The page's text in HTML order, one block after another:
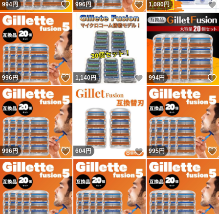
994円 いいね！
996円 いいね！
1,080円
996円 いいね！
1,140円 いいね！
994円
996円 いいね！
604円 いいね！
995円